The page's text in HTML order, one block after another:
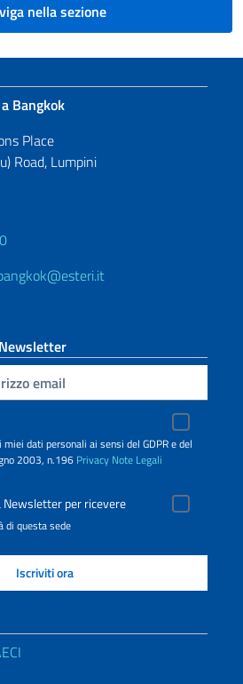
nella sezione
Bangkok
Place
Road, Lumpini
dati personali ai sensi del GDPR e del
2003, n.196 Privacy Note Legali
per ricevere
di questa sede